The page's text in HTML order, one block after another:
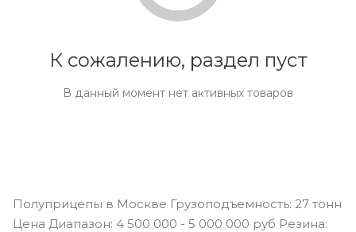
К сожалению, раздел пуст
В данный момент нет активных товаров
Полуприцепы в Москве Грузоподъемность: 27 тонн
Цена Диапазон: 4 500 000 - 5 000 000 руб Резина: